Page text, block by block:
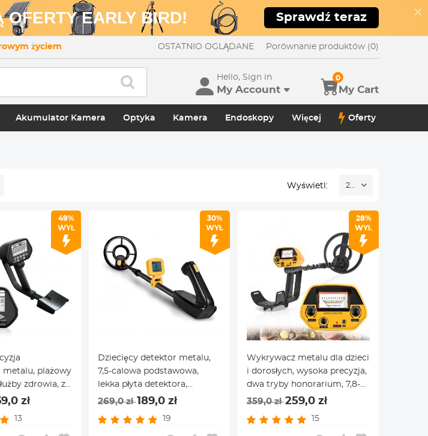
OFERTY EARLY BIRD! Sprawdź teraz
życiem OSTATNIO OGLĄDANE Porównanie produktów (0)
Hello, Sign in
My Account My Cart
0
Akumulator Kamera Optyka Kamera Endoskopy Więcej Oferty
Wyświetl: 24
49%
WYŁ
metalu, plażowy
zdrowia, z
zł
13
30%
WYŁ
Dziecięcy detektor metalu,
7,5-calowa podstawowa,
lekka płyta detektora,
działający na metal
269,0 zł189,0 zł
19
28%
WYŁ
Wykrywacz metalu dla dzieci
i dorosłych, wysoka precyzja,
dwa tryby honorarium, 7,8-
calowy podatek odkrywczy,
359,0 zł259,0 zł
15